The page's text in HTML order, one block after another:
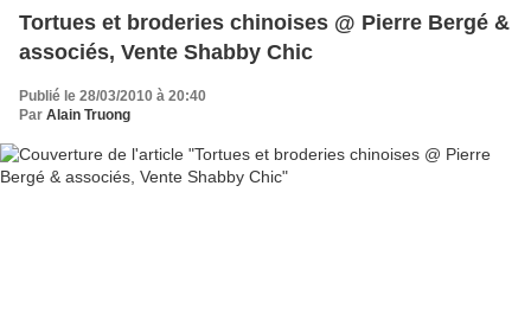
Tortues et broderies chinoises @ Pierre Bergé &
associés, Vente Shabby Chic
Publié le 28/03/2010 à 20:40
Par Alain Truong